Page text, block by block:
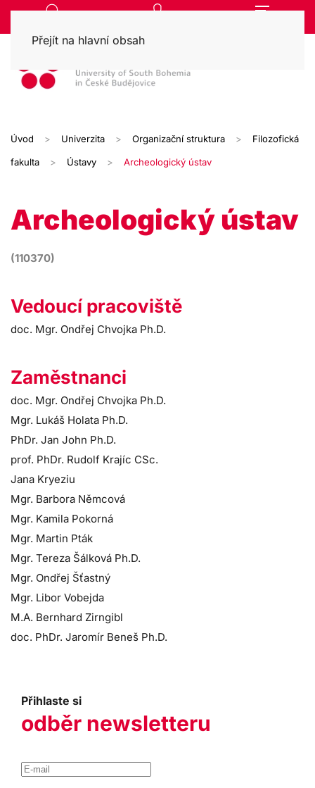
Přejít na hlavní obsah
Úvod Univerzita Organizační struktura Filozofická
fakulta Ústavy Archeologický ústav
Archeologický ústav
(110370)
Vedoucí pracoviště
doc. Mgr. Ondřej Chvojka Ph.D.
Zaměstnanci
doc. Mgr. Ondřej Chvojka Ph.D.
Mgr. Lukáš Holata Ph.D.
PhDr. Jan John Ph.D.
prof. PhDr. Rudolf Krajíc CSc.
Jana Kryeziu
Mgr. Barbora Němcová
Mgr. Kamila Pokorná
Mgr. Martin Pták
Mgr. Tereza Šálková Ph.D.
Mgr. Ondřej Šťastný
Mgr. Libor Vobejda
M.A. Bernhard Zirngibl
doc. PhDr. Jaromír Beneš Ph.D.
Přihlaste si
odběr newsletteru